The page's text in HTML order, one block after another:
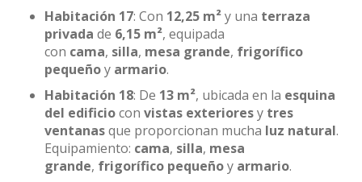
Habitación 17: Con 12,25 m²y una terraza
privada de 6,15 m², equipada
con cama, silla, mesa grande, frigorífico
pequeñoy armario.
Habitación 18: De 13 m², ubicada en la esquina
del edificiocon vistas exterioresy tres
ventanasque proporcionan mucha luz natural.
Equipamiento: cama, silla, mesa
grande, frigorífico pequeñoy armario.